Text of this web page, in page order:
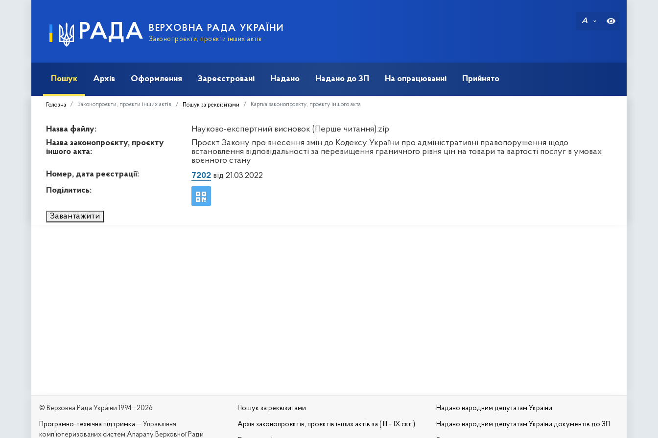
РАДА ВЕРХОВНА РАДА УКРАЇНИ
Законопроєкти, проєкти інших актів
A
Пошук Архів Оформлення Зареєстровані Надано Надано до ЗП На опрацюванні Прийнято
Головна Законопроєкти, проєкти інших актів Пошук за реквізитами Картка законопроєкту, проєкту іншого акта
Назва файлу:
Науково-експертний висновок (Перше читання).zip
Назва законопроєкту, проєкту
іншого акта:
Проєкт Закону про внесення змін до Кодексу України про адміністративні правопорушення щодо
встановлення відповідальності за перевищення граничного рівня цін на товари та вартості послуг в умовах
воєнного стану
Номер, дата реєстрації:
7202від 21.03.2022
Поділитись:
Завантажити
© Верховна Рада України 1994—2026
Програмно-технічна підтримка — Управління
комп'ютеризованих систем Апарату Верховної Ради
Пошук за реквізитами
Архів законопроєктів, проєктів інших актів за ( III – IX скл.)
Надано народним депутатам України
Надано народним депутатам України документів до ЗП